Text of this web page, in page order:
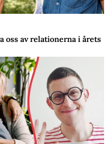
oss av relationerna i årets